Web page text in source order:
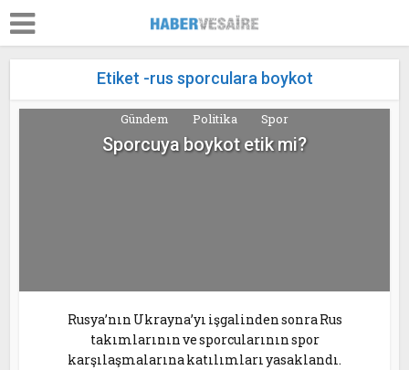
Etiket -rus sporculara boykot
Gündem Politika Spor
Sporcuya boykot etik mi?
Rusya’nın Ukrayna’yı işgalinden sonra Rus
takımlarının ve sporcularının spor
karşılaşmalarına katılımları yasaklandı.